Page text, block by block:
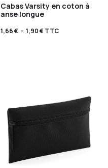
Cabas Varsity en coton à
anse longue
1,66€ – 1,90€TTC